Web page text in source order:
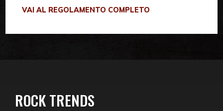
VAI AL REGOLAMENTO COMPLETO
ROCK TRENDS